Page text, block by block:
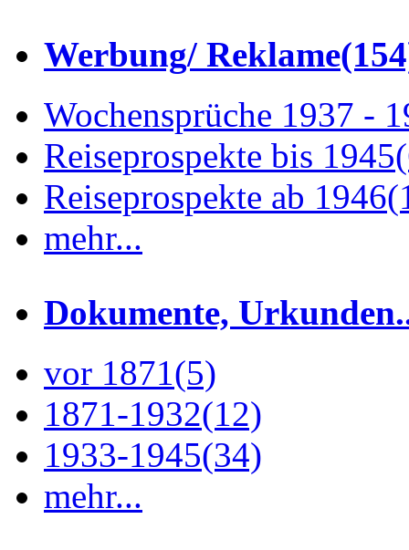
Werbung/ Reklame
Wochensprüche 1937 -
Reiseprospekte bis 1945
Reiseprospekte ab 1946
mehr...
Dokumente,
vor 1871(5)
1871-1932(12)
1933-1945(34)
mehr...